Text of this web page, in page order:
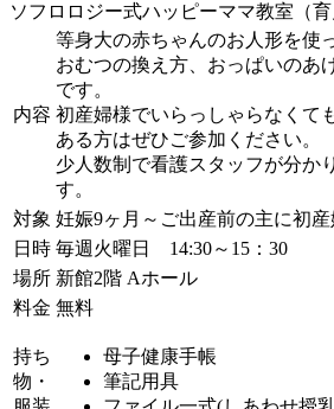
ソフロロジー式ハッピーママ教室（育
内容
等身大の赤ちゃんのお人形を使
おむつの換え方、おっぱいのあ
です。
初産婦様でいらっしゃらなくて
ある方はぜひご参加ください。
少人数制で看護スタッフが分か
す。
対象 妊娠9ヶ月～ご出産前の主に初産
日時 毎週火曜日 14:30～15：30
場所 新館2階 Aホール
料金 無料
持ち
物・
母子健康手帳
筆記用具